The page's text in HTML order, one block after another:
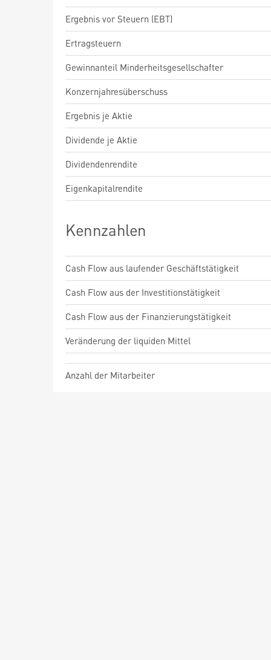
Ergebnis vor Steuern (EBT)
Ertragsteuern
Gewinnanteil Minderheitsgesellschafter
Konzernjahresüberschuss
Ergebnis je Aktie
Dividende je Aktie
Dividendenrendite
Eigenkapitalrendite
Kennzahlen
Cash Flow aus laufender Geschäftstätigkeit
Cash Flow aus der Investitionstätigkeit
Cash Flow aus der Finanzierungstätigkeit
Veränderung der liquiden Mittel
Anzahl der Mitarbeiter